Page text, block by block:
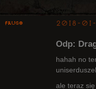
Frugo 2018-
Odp:
hahah no
ale teraz